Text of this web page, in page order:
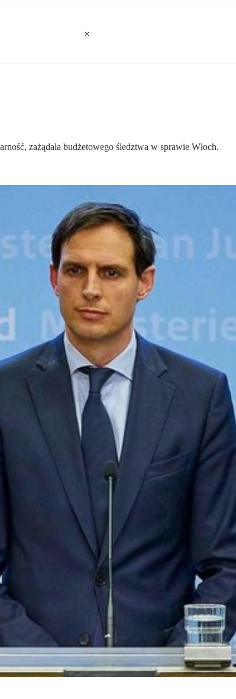
zażądała budżetowego śledztwa w sprawie Włoch.